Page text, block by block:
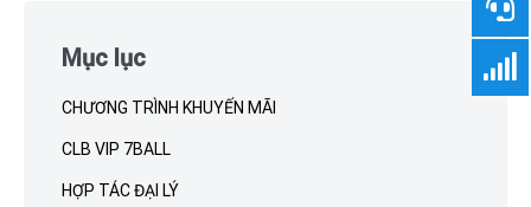
footer
Mục lục
CHƯƠNG TRÌNH KHUYẾN MÃI
CLB VIP 7BALL
HỢP TÁC ĐẠI LÝ